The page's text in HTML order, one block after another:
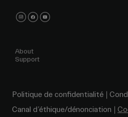
About
Support
Politique de confidentialité
Canal d’éthique/dénonciation